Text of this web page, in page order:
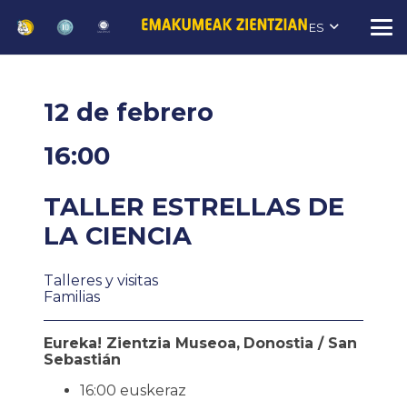
ES
12 de febrero
16:00
TALLER ESTRELLAS DE
LA CIENCIA
Talleres y visitas
Familias
Eureka! Zientzia Museoa, Donostia / San
Sebastián
16:00 euskeraz